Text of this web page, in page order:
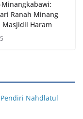
Ranah Minang
Haram
Pendiri Nahdlatul